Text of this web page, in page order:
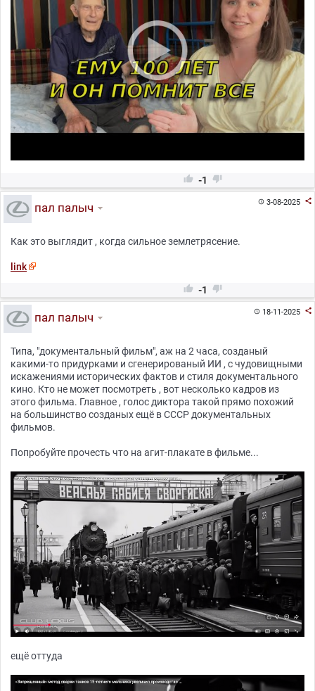
 -1 
3-08-2025 
пал палыч
Как это выглядит , когда сильное землетрясение.
link
 -1 
18-11-2025 
пал палыч
Типа, "документальный фильм", аж на 2 часа, созданый
какими-то придурками и сгенерированый ИИ , с чудовищными
искажениями исторических фактов и стиля документального
кино. Кто не может посмотреть , вот несколько кадров из
этого фильма. Главное , голос диктора такой прямо похожий
на большинство созданых ещё в СССР документальных
фильмов.
Попробуйте прочесть что на агит-плакате в фильме...
ещё оттуда